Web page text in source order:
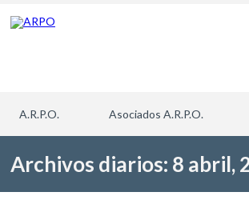
A.R.P.O. Asociados A.R.P.O.
Archivos diarios: 8 abril,